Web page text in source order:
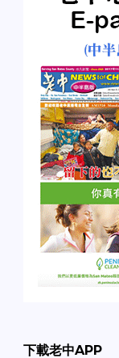
下載老中APP